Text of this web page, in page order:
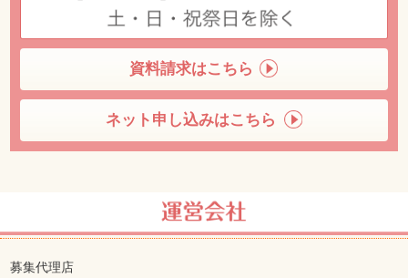
資料請求はこちら
ネット申し込みはこちら
募集代理店